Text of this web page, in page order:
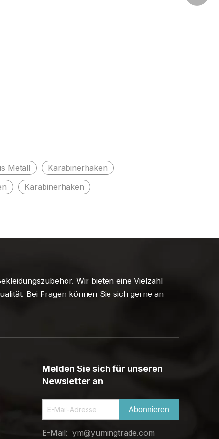
Metall
Karabinerhaken
Karabinerhaken
Wir bieten eine Vielzahl
Bei Fragen können Sie sich gerne an
Melden Sie sich für unseren
Newsletter an
Abonnieren
E-Mail: ym@yumingtrade.com